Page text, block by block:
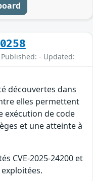
- Updated:
découvertes dans
elles permettent
exécution de code
et une atteinte à
CVE-2025-24200 et